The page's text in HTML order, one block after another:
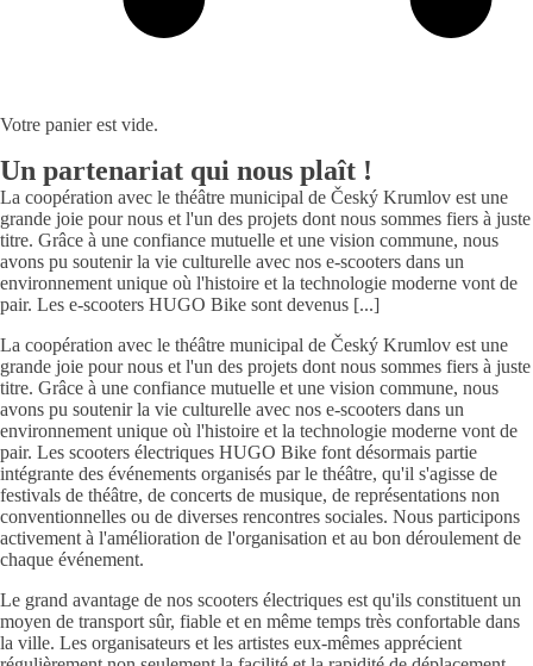
Votre panier est vide.
Un partenariat qui nous plaît !
La coopération avec le théâtre municipal de Český Krumlov est une
grande joie pour nous et l'un des projets dont nous sommes fiers à juste
titre. Grâce à une confiance mutuelle et une vision commune, nous
avons pu soutenir la vie culturelle avec nos e-scooters dans un
environnement unique où l'histoire et la technologie moderne vont de
pair. Les e-scooters HUGO Bike sont devenus [...]
La coopération avec le théâtre municipal de Český Krumlov est une
grande joie pour nous et l'un des projets dont nous sommes fiers à juste
titre. Grâce à une confiance mutuelle et une vision commune, nous
avons pu soutenir la vie culturelle avec nos e-scooters dans un
environnement unique où l'histoire et la technologie moderne vont de
pair. Les scooters électriques HUGO Bike font désormais partie
intégrante des événements organisés par le théâtre, qu'il s'agisse de
festivals de théâtre, de concerts de musique, de représentations non
conventionnelles ou de diverses rencontres sociales. Nous participons
activement à l'amélioration de l'organisation et au bon déroulement de
chaque événement.
Le grand avantage de nos scooters électriques est qu'ils constituent un
moyen de transport sûr, fiable et en même temps très confortable dans
la ville. Les organisateurs et les artistes eux-mêmes apprécient